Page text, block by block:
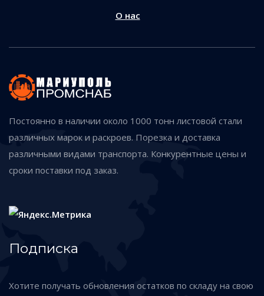
О нас
Постоянно в наличии около 1000 тонн листовой стали
различных марок и раскроев. Порезка и доставка
различными видами транспорта. Конкурентные цены и
сроки поставки под заказ.
Подписка
Хотите получать обновления остатков по складу на свою